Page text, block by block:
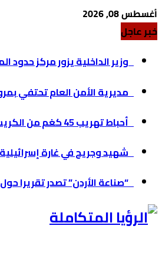
أغسطس 08, 2026
خبر عاجل
وزير الداخلية يزور مركز حدود
مديرية الأمن العام تحتفي بمرور 104 أعوام
أحباط تهريب 45 كغم من الكريستال القاتل في أكبر...
شهيد وجريح في غارة
“صناعة الأردن” تصدر تقريرا